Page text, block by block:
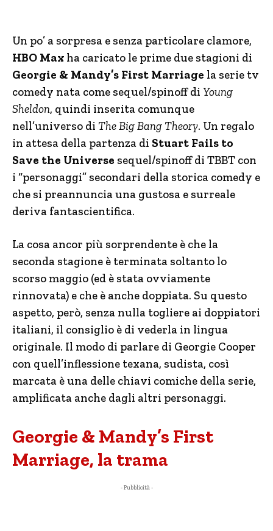
Un po’ a sorpresa e senza particolare clamore,
HBO Max ha caricato le prime due stagioni di
Georgie & Mandy’s First Marriage la serie tv
comedy nata come sequel/spinoff di Young
Sheldon, quindi inserita comunque
nell’universo di The Big Bang Theory. Un regalo
in attesa della partenza di Stuart Fails to
Save the Universe sequel/spinoff di TBBT con
i “personaggi” secondari della storica comedy e
che si preannuncia una gustosa e surreale
deriva fantascientifica.
La cosa ancor più sorprendente è che la
seconda stagione è terminata soltanto lo
scorso maggio (ed è stata ovviamente
rinnovata) e che è anche doppiata. Su questo
aspetto, però, senza nulla togliere ai doppiatori
italiani, il consiglio è di vederla in lingua
originale. Il modo di parlare di Georgie Cooper
con quell’inflessione texana, sudista, così
marcata è una delle chiavi comiche della serie,
amplificata anche dagli altri personaggi.
Georgie & Mandy’s First
Marriage, la trama
- Pubblicità -